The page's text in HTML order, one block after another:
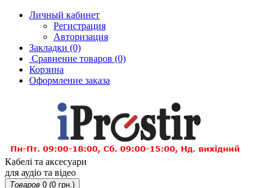
Личный кабинет
Регистрация
Авторизация
Закладки (0)
Сравнение товаров (0)
Корзина
Оформление заказа
Кабелі та аксесуари
для аудіо та відео
Товаров 0 (0 грн.)